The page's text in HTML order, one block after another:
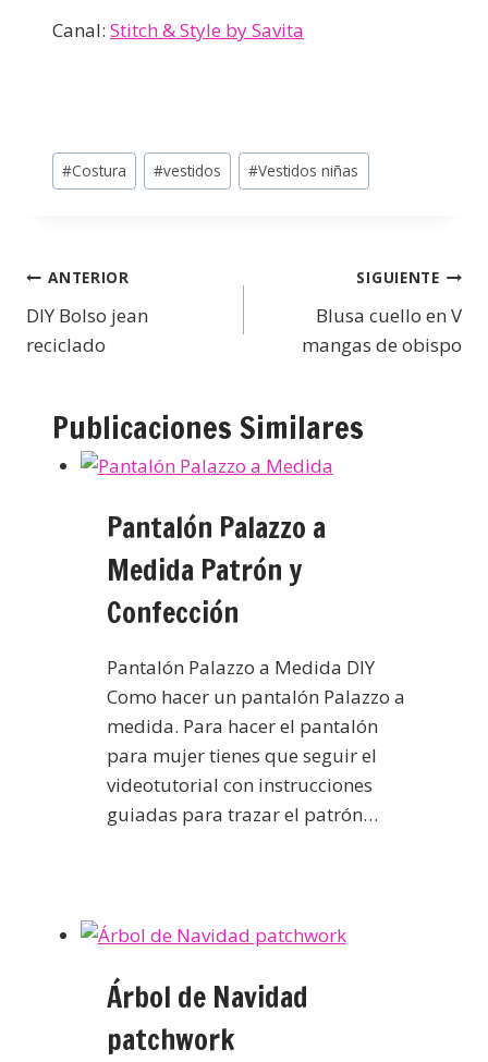
Canal: Stitch & Style by Savita
#Costura #vestidos #Vestidos niñas
ANTERIOR
DIY Bolso jean
reciclado
SIGUIENTE
Blusa cuello en V
mangas de obispo
Publicaciones Similares
Pantalón Palazzo a
Medida Patrón y
Confección
Pantalón Palazzo a Medida DIY
Como hacer un pantalón Palazzo a
medida. Para hacer el pantalón
para mujer tienes que seguir el
videotutorial con instrucciones
guiadas para trazar el patrón…
Árbol de Navidad
patchwork